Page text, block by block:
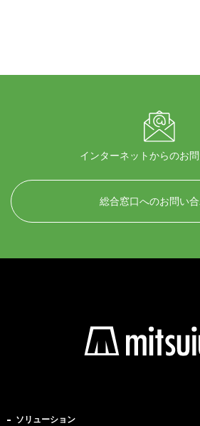
インターネットからのお
総合窓口へのお問い
ソリューション